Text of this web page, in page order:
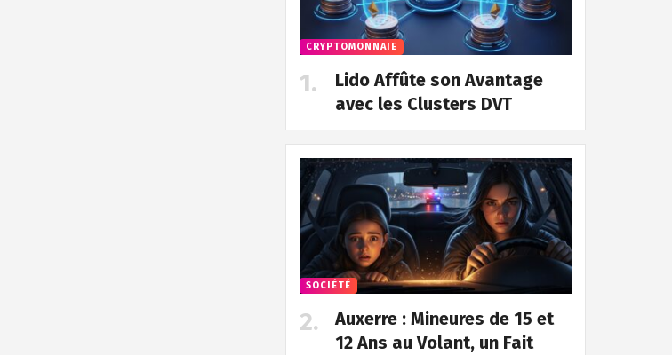
CRYPTOMONNAIE
Lido Affûte son Avantage
avec les Clusters DVT
SOCIÉTÉ
Auxerre : Mineures de 15 et
12 Ans au Volant, un Fait